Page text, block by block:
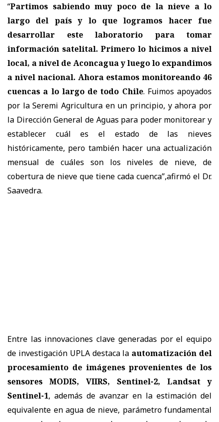
“Partimos sabiendo muy poco de la nieve a lo
largo del país y lo que logramos hacer fue
desarrollar este laboratorio para tomar
información satelital. Primero lo hicimos a nivel
local, a nivel de Aconcagua y luego lo expandimos
a nivel nacional. Ahora estamos monitoreando 46
cuencas a lo largo de todo Chile. Fuimos apoyados
por la Seremi Agricultura en un principio, y ahora por
la Dirección General de Aguas para poder monitorear y
establecer cuál es el estado de las nieves
históricamente, pero también hacer una actualización
mensual de cuáles son los niveles de nieve, de
cobertura de nieve que tiene cada cuenca”,afirmó el Dr.
Saavedra.
Entre las innovaciones clave generadas por el equipo
de investigación UPLA destaca la automatización del
procesamiento de imágenes provenientes de los
sensores MODIS, VIIRS, Sentinel-2, Landsat y
Sentinel-1, además de avanzar en la estimación del
equivalente en agua de nieve, parámetro fundamental